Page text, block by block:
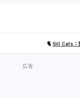
🐈Sill Cats：